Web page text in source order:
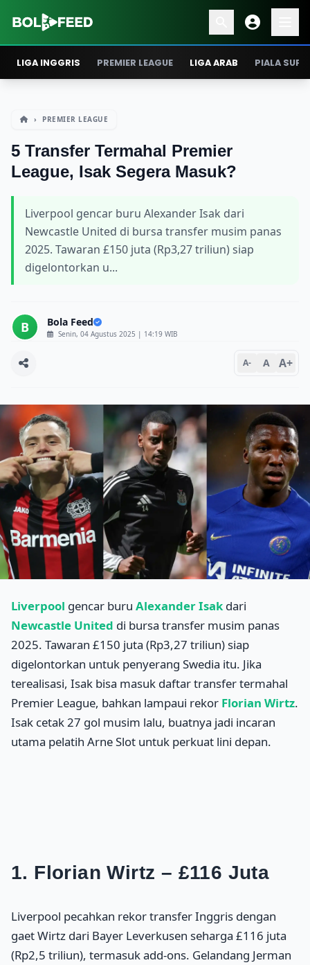
LIGA INGGRIS PREMIER LEAGUE LIGA ARAB PIALA
› PREMIER LEAGUE
5 Transfer Termahal Premier
League, Isak Segera Masuk?
Liverpool gencar buru Alexander Isak dari
Newcastle United di bursa transfer musim panas
2025. Tawaran £150 juta (Rp3,27 triliun) siap
digelontorkan u...
B Bola Feed
Senin, 04 Agustus 2025 | 14:19 WIB
A- A A+
Liverpool gencar buru Alexander Isakdari
Newcastle United di bursa transfer musim panas
2025. Tawaran £150 juta (Rp3,27 triliun) siap
digelontorkan untuk penyerang Swedia itu. Jika
terealisasi, Isak bisa masuk daftar transfer termahal
Premier League, bahkan lampaui rekor Florian Wirtz.
Isak cetak 27 gol musim lalu, buatnya jadi incaran
utama pelatih Arne Slot untuk perkuat lini depan.
1. Florian Wirtz – £116 Juta
Liverpool pecahkan rekor transfer Inggris dengan
gaet Wirtz dari Bayer Leverkusen seharga £116 juta
(Rp2,5 triliun), termasuk add-ons. Gelandang Jerman